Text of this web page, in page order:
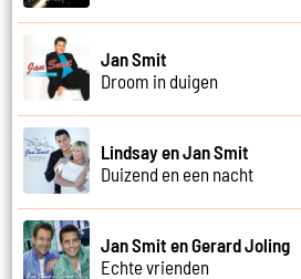
Jan Smit
Droom in duigen
Lindsay en Jan Smit
Duizend en een nacht
Jan Smit en Gerard Joling
Echte vrienden